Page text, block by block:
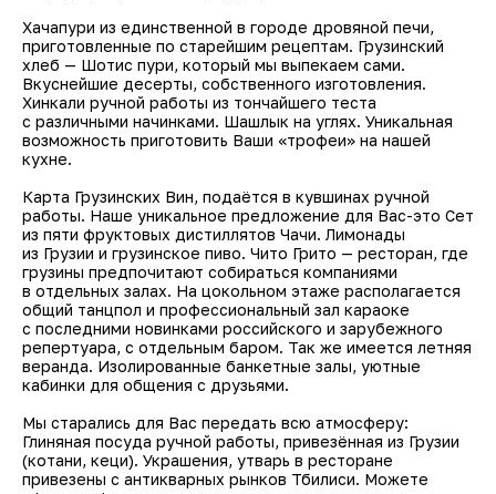
Хачапури из единственной в городе дровяной печи,
приготовленные по старейшим рецептам. Грузинский
хлеб — Шотис пури, который мы выпекаем сами.
Вкуснейшие десерты, собственного изготовления.
Хинкали ручной работы из тончайшего теста
с различными начинками. Шашлык на углях. Уникальная
возможность приготовить Ваши «трофеи» на нашей
кухне.
Карта Грузинских Вин, подаётся в кувшинах ручной
работы. Наше уникальное предложение для Вас-это Сет
из пяти фруктовых дистиллятов Чачи. Лимонады
из Грузии и грузинское пиво. Чито Грито — ресторан, где
грузины предпочитают собираться компаниями
в отдельных залах. На цокольном этаже располагается
общий танцпол и профессиональный зал караоке
с последними новинками российского и зарубежного
репертуара, с отдельным баром. Так же имеется летняя
веранда. Изолированные банкетные залы, уютные
кабинки для общения с друзьями.
Мы старались для Вас передать всю атмосферу:
Глиняная посуда ручной работы, привезённая из Грузии
(котани, кеци). Украшения, утварь в ресторане
привезены с антикварных рынков Тбилиси. Можете